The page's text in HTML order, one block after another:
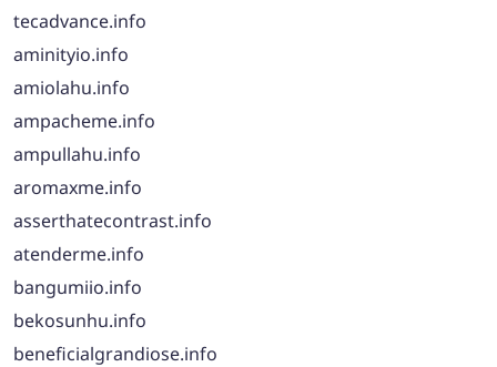
tecadvance.info
aminityio.info
amiolahu.info
ampacheme.info
ampullahu.info
aromaxme.info
asserthatecontrast.info
atenderme.info
bangumiio.info
bekosunhu.info
beneficialgrandiose.info